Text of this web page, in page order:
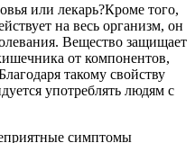
Кроме того,
на весь организм, он
Вещество защищает
от компонентов,
такому свойству
употреблять людям с
симптомы